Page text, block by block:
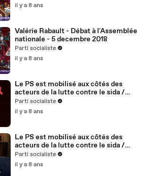
il y a 8 ans
Valérie Rabault - Débat à l'Assemblée
nationale - 5 decembre 2018
Parti socialiste
il y a 8 ans
Le PS est mobilisé aux côtés des
acteurs de la lutte contre le sida /
Stéphane Troussel - 2/5
Parti socialiste
il y a 8 ans
Le PS est mobilisé aux côtés des
acteurs de la lutte contre le sida /
Didier Jayle, médecin, fondateur du
site vih.org - 1/5
Parti socialiste
il y a 8 ans